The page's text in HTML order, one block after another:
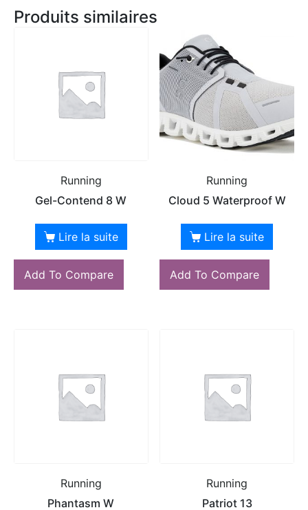
Produits similaires
Running
Gel-Contend 8 W
Lire la suite
Add To Compare
Running
Cloud 5 Waterproof W
Lire la suite
Add To Compare
Running
Phantasm W
Running
Patriot 13